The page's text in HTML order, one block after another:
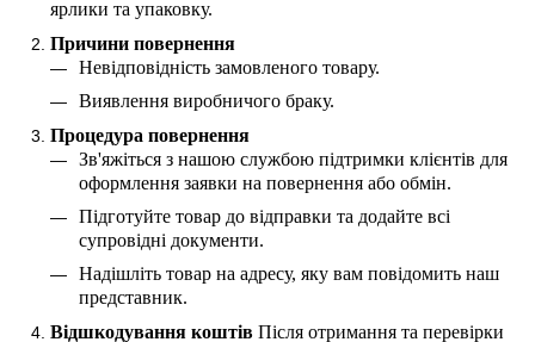
ярлики та упаковку.
Причини повернення
Невідповідність замовленого товару.
Виявлення виробничого браку.
Процедура повернення
Зв'яжіться з нашою службою підтримки клієнтів для
оформлення заявки на повернення або обмін.
Підготуйте товар до відправки та додайте всі
супровідні документи.
Надішліть товар на адресу, яку вам повідомить наш
представник.
Відшкодування коштів Після отримання та перевірки